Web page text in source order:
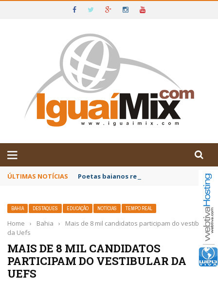
IGUAÍ E SUDOESTE DA BAHIA
ÚLTIMAS NOTÍCIAS Poetas baianos representam o Brasil no
BAHIA DESTAQUES EDUCAÇÃO NOTÍCIAS TEMPO REAL
Home › Bahia ›
Mais de 8 mil candidatos participam do vestibular
da Uefs
MAIS DE 8 MIL CANDIDATOS
PARTICIPAM DO VESTIBULAR DA
UEFS